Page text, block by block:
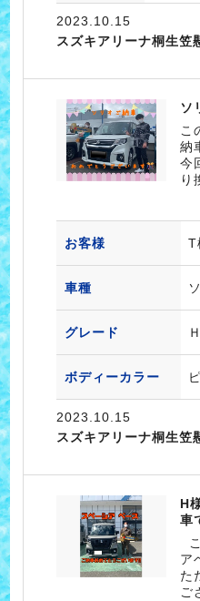
2023.10.15
スズキアリーナ桐生笠
ソ
こ
納
今
り
お客様 T
車種
グレード
ボディーカラー
2023.10.15
スズキアリーナ桐生笠
H
車
ア
た
ご